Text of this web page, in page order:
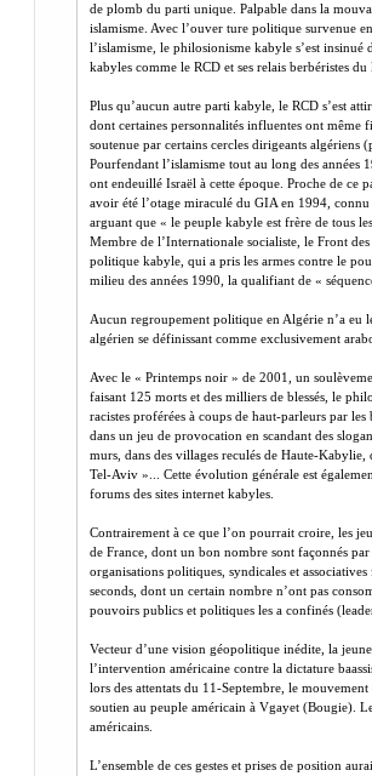
de plomb du parti unique. Palpable dans la
islamisme. Avec l’ouver ture politique survenue
l’islamisme, le philosionisme kabyle s’est
kabyles comme le RCD et ses relais berbéristes
Plus qu’aucun autre parti kabyle, le RCD s’est
dont certaines personnalités influentes ont même
soutenue par certains cercles dirigeants algériens
Pourfendant l’islamisme tout au long des années
ont endeuillé Israël à cette époque. Proche de ce
avoir été l’otage miraculé du GIA en 1994,
arguant que « le peuple kabyle est frère de tous
Membre de l’Internationale socialiste, le Front
politique kabyle, qui a pris les armes contre le
milieu des années 1990, la qualifiant de «
Aucun regroupement politique en Algérie n’a eu
algérien se définissant comme exclusivement
Avec le « Printemps noir » de 2001, un
faisant 125 morts et des milliers de blessés, le
racistes proférées à coups de haut-parleurs par
dans un jeu de provocation en scandant des
murs, dans des villages reculés de Haute-
Tel-Aviv »... Cette évolution générale est
forums des sites internet kabyles.
Contrairement à ce que l’on pourrait croire, les
de France, dont un bon nombre sont façonnés
organisations politiques, syndicales et
seconds, dont un certain nombre n’ont pas
pouvoirs publics et politiques les a confinés
Vecteur d’une vision géopolitique inédite, la
l’intervention américaine contre la dictature
lors des attentats du 11-Septembre, le
soutien au peuple américain à Vgayet (Bougie).
américains.
L’ensemble de ces gestes et prises de position